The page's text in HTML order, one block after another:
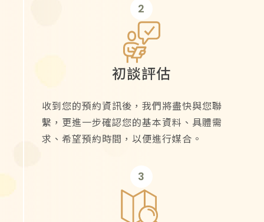
2
初談評估
收到您的預約資訊後，我們將盡快與您聯
繫，更進一步確認您的基本資料、具體需
求、希望預約時間，以便進行媒合。
3